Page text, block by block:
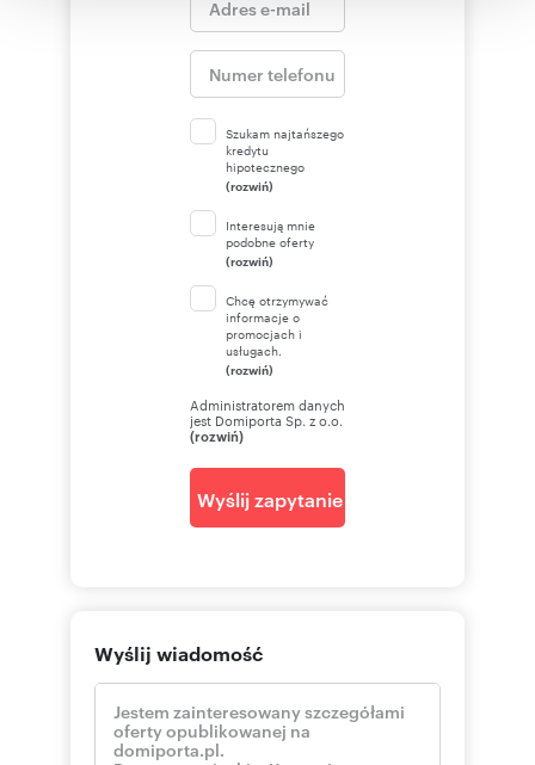
korzystania z ich usług.
Szukam najtańszego
kredytu
hipotecznego
(rozwiń)
Interesują mnie
podobne oferty
(rozwiń)
Chcę otrzymywać
informacje o
promocjach i
usługach.
(rozwiń)
Administratorem danych
jest Domiporta Sp. z o.o.
(rozwiń)
Wyślij zapytanie
Wyślij wiadomość